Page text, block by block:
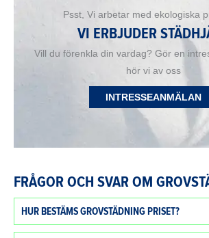
Psst, Vi arbetar med ekologiska
VI ERBJUDER
Vill du förenkla din vardag? Gör en
hör vi av oss
INTRESSEANMÄLAN
FRÅGOR OCH SVAR OM
HUR BESTÄMS GROVSTÄDNING PRISET?